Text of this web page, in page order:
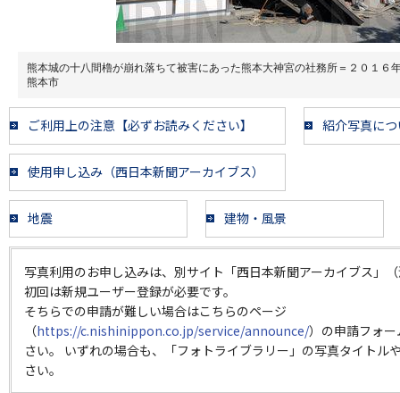
熊本城の十八間櫓が崩れ落ちて被害にあった熊本大神宮の社務所＝２０１６
熊本市
ご利用上の注意【必ずお読みください】 紹介写真に
使用申し込み（西日本新聞アーカイブス）
地震 建物・風景
写真利用のお申し込みは、別サイト「西日本新聞アーカイブス」
初回は新規ユーザー登録が必要です。
そちらでの申請が難しい場合はこちらのページ
（https://c.nishinippon.co.jp/service/announce/）の申請フォ
さい。 いずれの場合も、「フォトライブラリー」の写真タイトル
さい。